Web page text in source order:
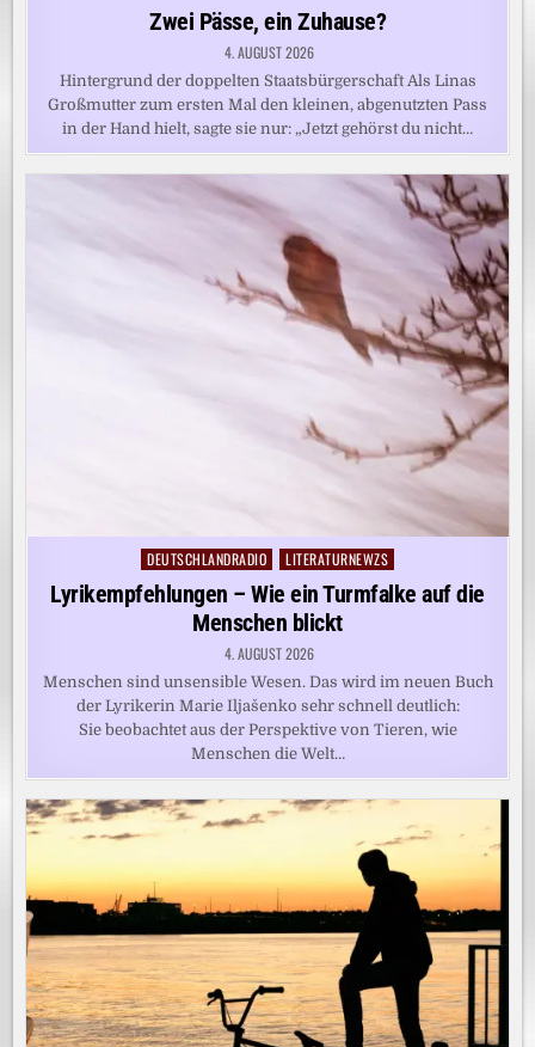
in
Zwei Pässe, ein Zuhause?
4. AUGUST 2026
Hintergrund der doppelten Staatsbürgerschaft Als Linas
Großmutter zum ersten Mal den kleinen, abgenutzten Pass
in der Hand hielt, sagte sie nur: „Jetzt gehörst du nicht…
Posted
in
DEUTSCHLANDRADIO LITERATURNEWZS
Lyrikempfehlungen – Wie ein Turmfalke auf die
Menschen blickt
4. AUGUST 2026
Menschen sind unsensible Wesen. Das wird im neuen Buch
der Lyrikerin Marie Iljašenko sehr schnell deutlich:
Sie beobachtet aus der Perspektive von Tieren, wie
Menschen die Welt…